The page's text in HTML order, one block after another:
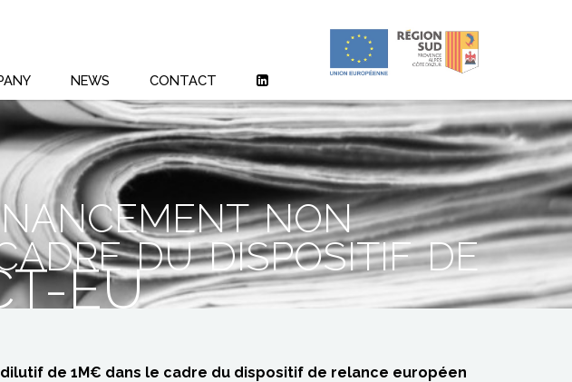
NEWS CONTACT
non
du dispositif de
EU
de 1M€ dans le cadre du dispositif de relance européen